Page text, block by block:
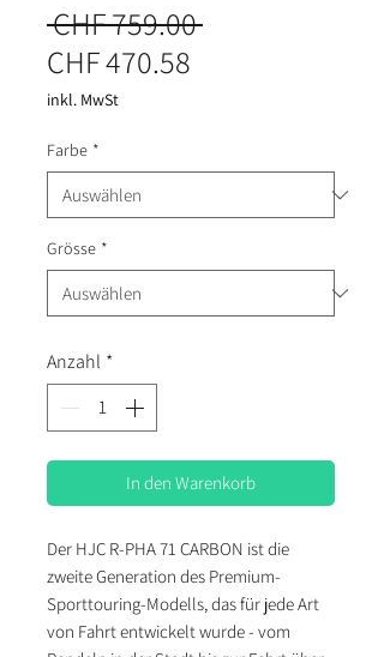
CHF 759.00 Standardpreis
CHF 470.58
inkl. MwSt
Farbe *
Grösse *
Anzahl *
In den Warenkorb
Der HJC R-PHA 71 CARBON ist die
zweite Generation des Premium-
Sporttouring-Modells, das für jede Art
von Fahrt entwickelt wurde - vom